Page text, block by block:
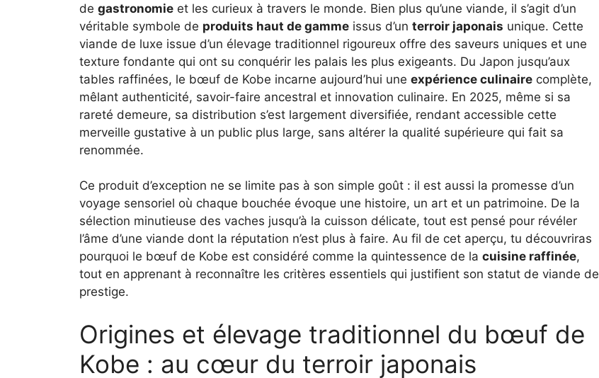
de gastronomie et les curieux à travers le monde. Bien plus qu’une viande, il s’agit d’un
véritable symbole de produits haut de gamme issus d’un terroir japonais unique. Cette
viande de luxe issue d’un élevage traditionnel rigoureux offre des saveurs uniques et une
texture fondante qui ont su conquérir les palais les plus exigeants. Du Japon jusqu’aux
tables raffinées, le bœuf de Kobe incarne aujourd’hui une expérience culinaire complète,
mêlant authenticité, savoir-faire ancestral et innovation culinaire. En 2025, même si sa
rareté demeure, sa distribution s’est largement diversifiée, rendant accessible cette
merveille gustative à un public plus large, sans altérer la qualité supérieure qui fait sa
renommée.
Ce produit d’exception ne se limite pas à son simple goût : il est aussi la promesse d’un
voyage sensoriel où chaque bouchée évoque une histoire, un art et un patrimoine. De la
sélection minutieuse des vaches jusqu’à la cuisson délicate, tout est pensé pour révéler
l’âme d’une viande dont la réputation n’est plus à faire. Au fil de cet aperçu, tu découvriras
pourquoi le bœuf de Kobe est considéré comme la quintessence de la cuisine raffinée,
tout en apprenant à reconnaître les critères essentiels qui justifient son statut de viande de
prestige.
Origines et élevage traditionnel du bœuf de
Kobe : au cœur du terroir japonais